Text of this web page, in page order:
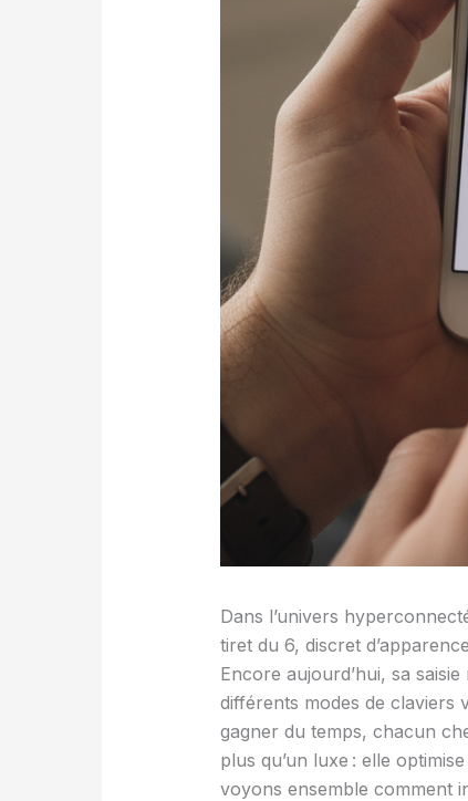
Dans l’univers
tiret du 6, discret
Encore aujourd’hui, sa
différents modes de claviers
gagner du temps, chacun
plus qu’un luxe : elle
voyons ensemble comment